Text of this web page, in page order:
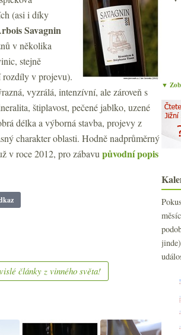
(asi i díky
Savagnin
v několika
stejně
rozdíly v projevu).
vyzrálá, intenzívní, ale zároveň s
štiplavost, pečené jablko, uzené
délka a výborná stavba, projevy z
charakter oblasti. Hodně nadprůměrný
v roce 2012, pro zábavu původní popis
články z vinného světa!
▼